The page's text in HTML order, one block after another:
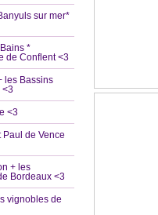
sur mer*
*
de Conflent <3
les Bassins
<3
<3
Paul de Vence
+ les
Bordeaux <3
vignobles de